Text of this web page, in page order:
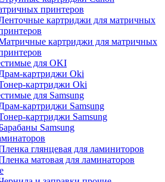
принтеров
картриджи для матричных
картриджи для матричных
для OKI
картриджи Oki
картриджи Oki
для Samsung
картриджи Samsung
картриджи Samsung
Samsung
глянцевая для ламиниторов
матовая для ламинаторов